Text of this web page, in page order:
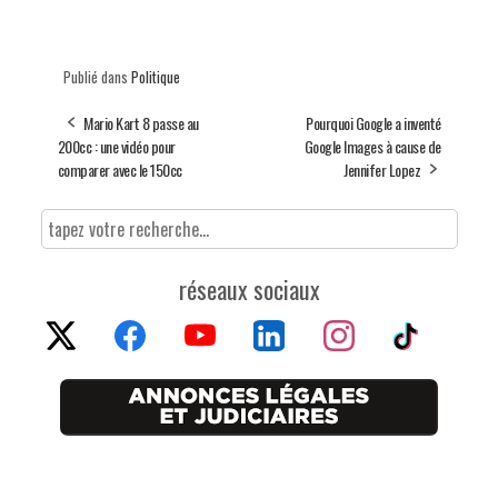
Publié dans Politique
Mario Kart 8 passe au
200cc : une vidéo pour
comparer avec le 150cc
Pourquoi Google a inventé
Google Images à cause de
Jennifer Lopez
réseaux sociaux